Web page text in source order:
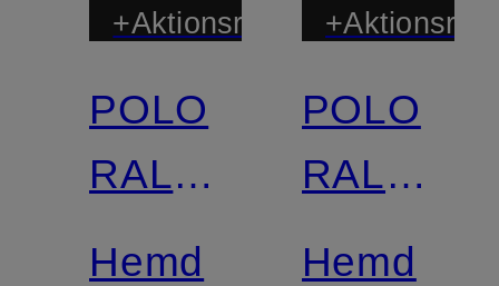
+Aktionsrabatt
POLO
RALPH
LAUREN
Hemd
POLO
RALPH
LAUREN
Hemd